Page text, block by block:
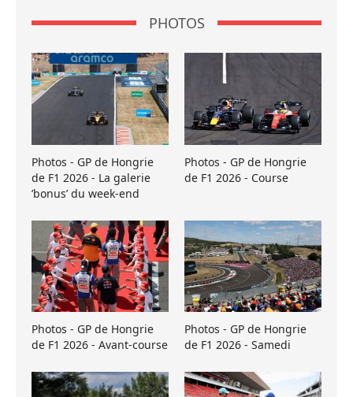
PHOTOS
Photos - GP de Hongrie
de F1 2026 - La galerie
’bonus’ du week-end
Photos - GP de Hongrie
de F1 2026 - Course
Photos - GP de Hongrie
de F1 2026 - Avant-course
Photos - GP de Hongrie
de F1 2026 - Samedi